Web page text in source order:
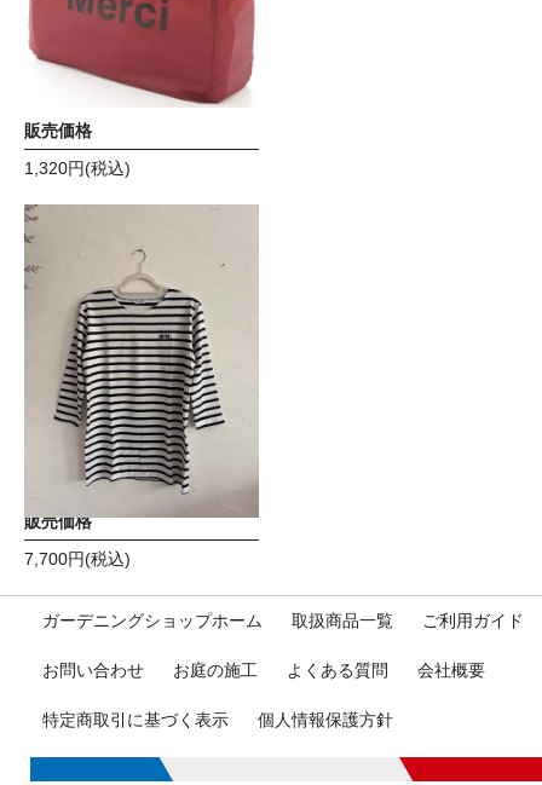
メルシー エコバック ワイ
ンレッド
販売価格
1,320円(税込)
オリジナルカットソー S
販売価格
7,700円(税込)
ガーデニングショップホーム 取扱商品一覧 ご利用ガイド
お問い合わせ お庭の施工 よくある質問 会社概要
特定商取引に基づく表示 個人情報保護方針